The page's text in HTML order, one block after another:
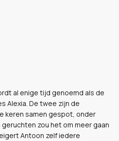
al enige tijd genoemd als de
Alexia. De twee zijn de
keren samen gespot, onder
zou het om meer gaan
Antoon zelf iedere